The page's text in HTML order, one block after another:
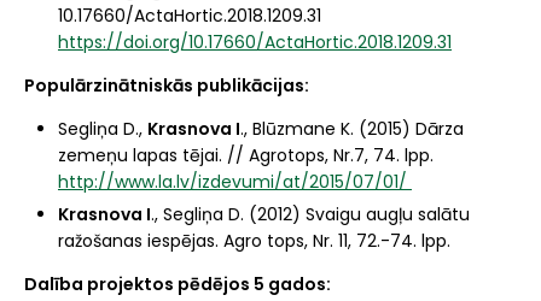
10.17660/ActaHortic.2018.1209.31
https://doi.org/10.17660/ActaHortic.2018.1209.31
Populārzinātniskās publikācijas:
Segliņa D., Krasnova I., Blūzmane K. (2015) Dārza
zemeņu lapas tējai. // Agrotops, Nr.7, 74. lpp.
http://www.la.lv/izdevumi/at/2015/07/01/
Krasnova I., Segliņa D. (2012) Svaigu augļu salātu
ražošanas iespējas. Agro tops, Nr. 11, 72.-74. lpp.
Dalība projektos pēdējos 5 gados: